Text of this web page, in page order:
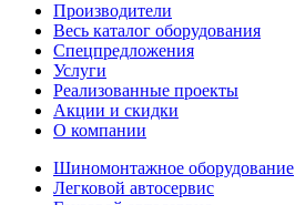
Производители
Весь каталог оборудования
Спецпредложения
Услуги
Реализованные проекты
Акции и скидки
О компании
Шиномонтажное оборудование
Легковой автосервис